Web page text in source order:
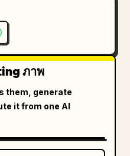
ภาพ
them, generate
it from one AI